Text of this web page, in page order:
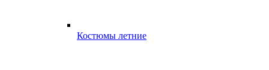
Костюмы летние